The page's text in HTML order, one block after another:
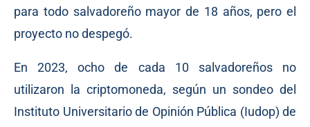
para todo salvadoreño mayor de 18 años, pero el
proyecto no despegó.
En 2023, ocho de cada 10 salvadoreños no
utilizaron la criptomoneda, según un sondeo del
Instituto Universitario de Opinión Pública (Iudop) de